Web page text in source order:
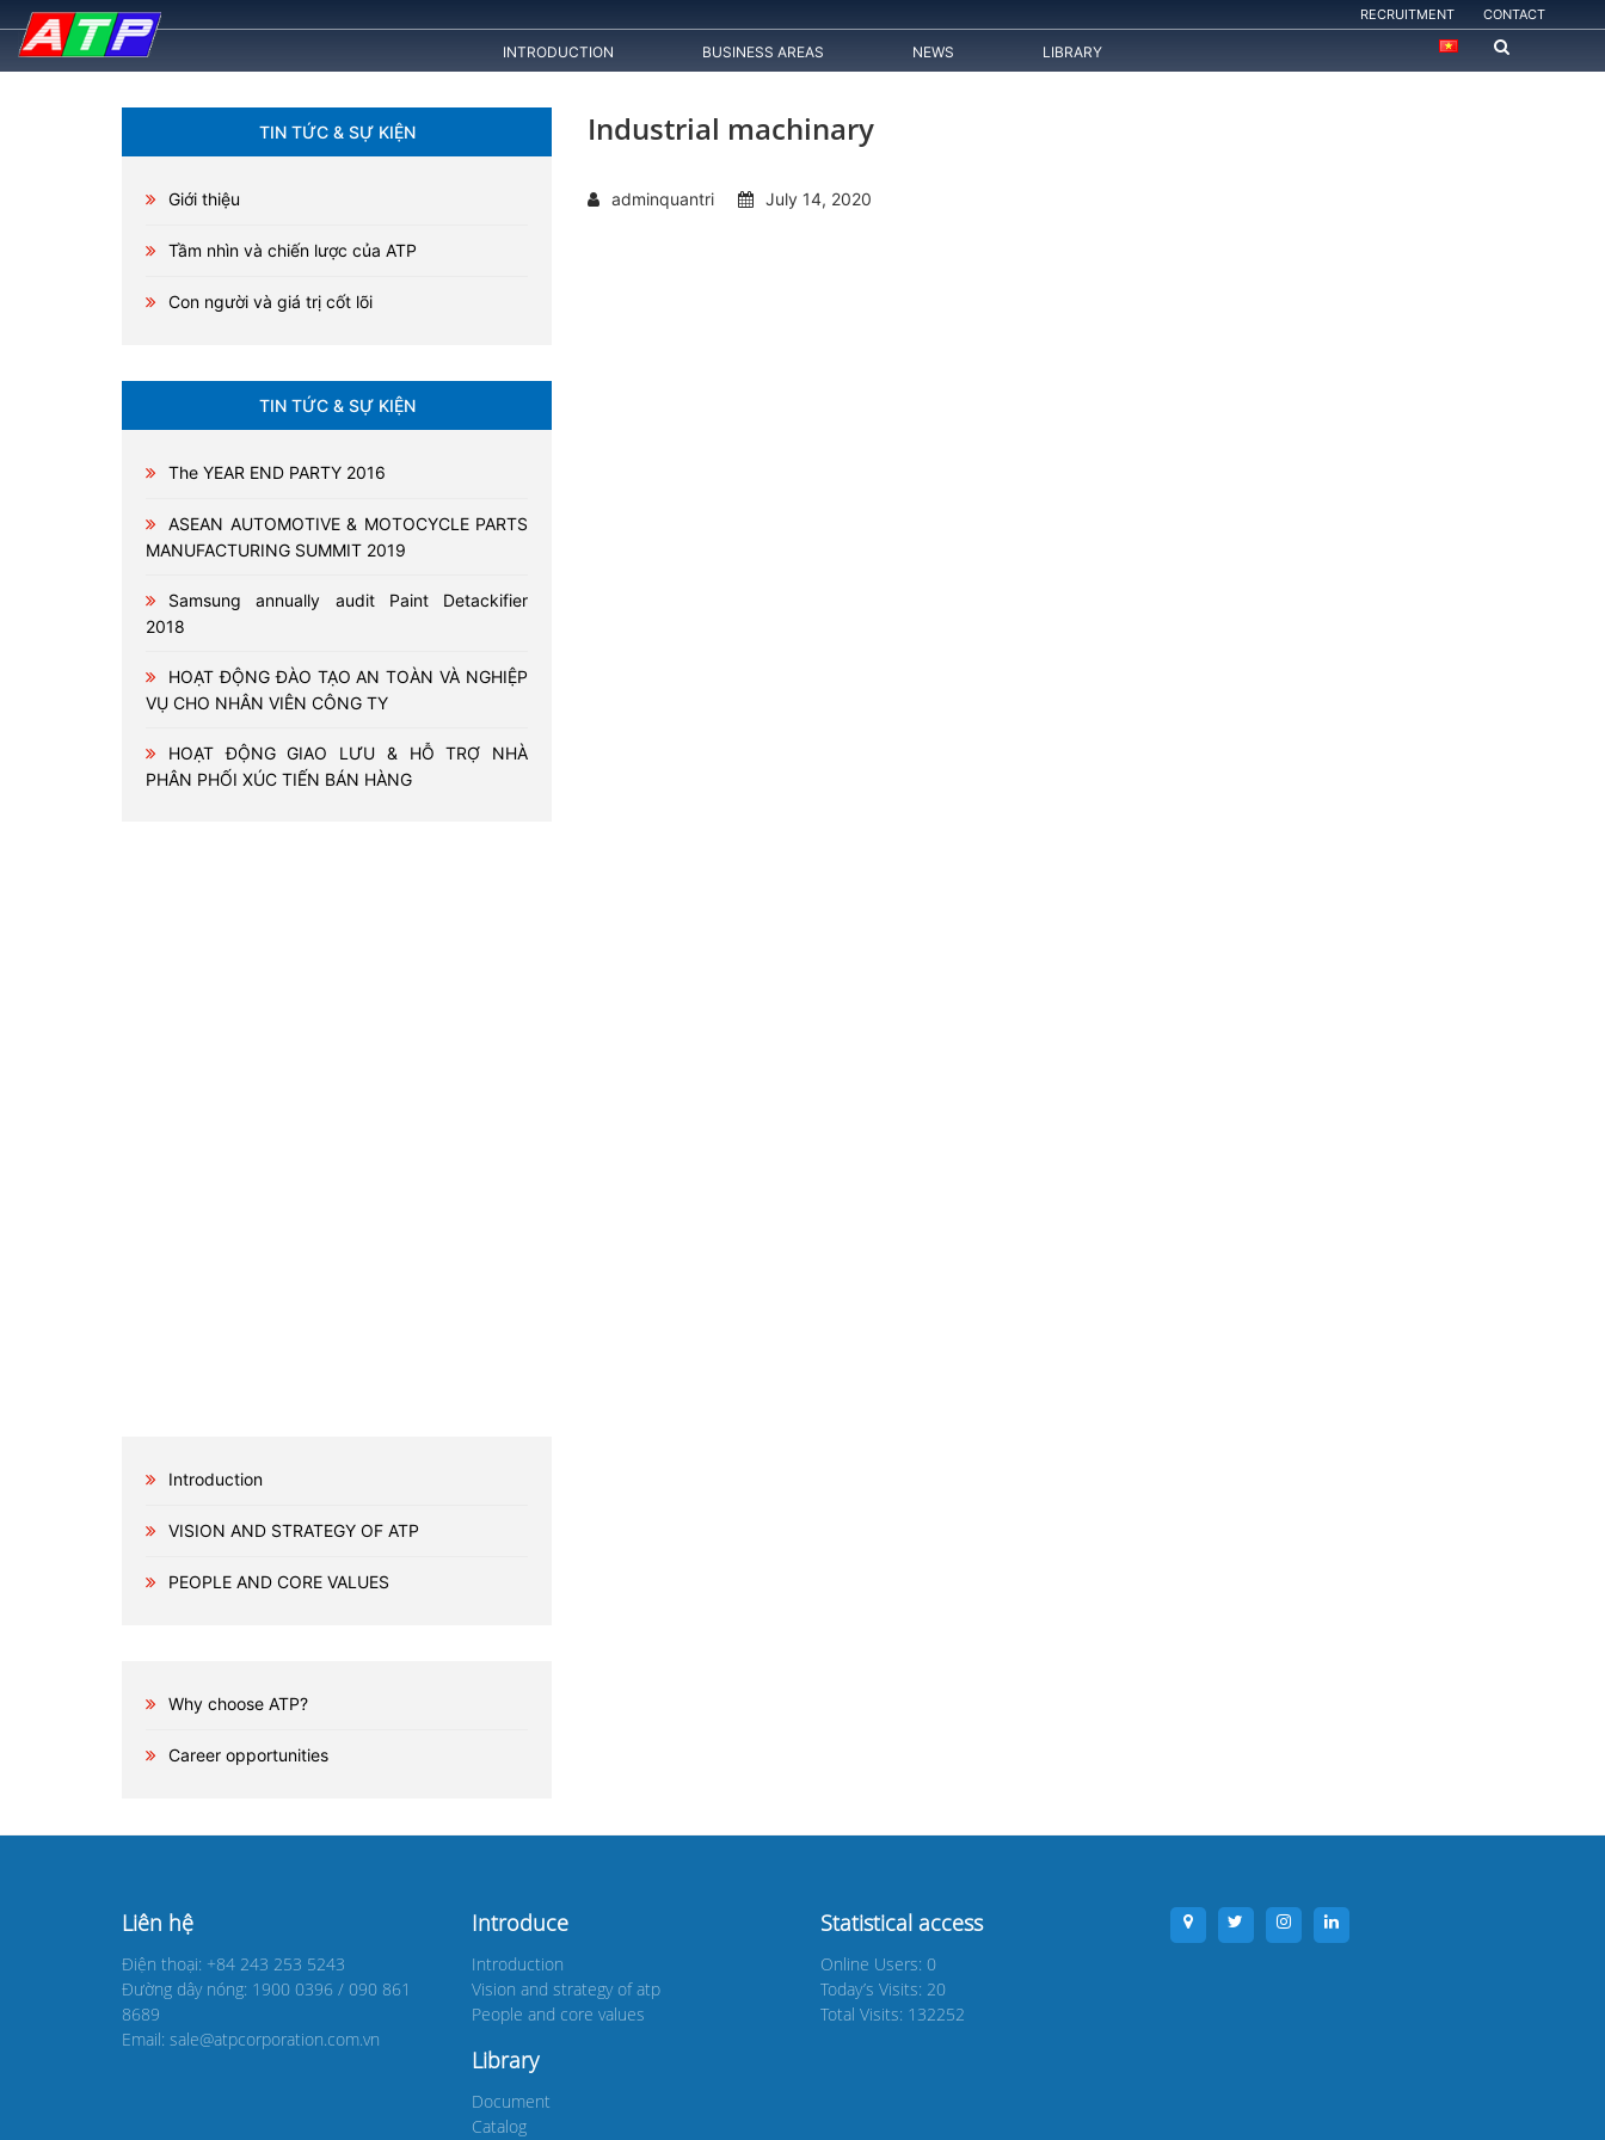
RECRUITMENT CONTACT
INTRODUCTION BUSINESS AREAS NEWS LIBRARY
TIN TỨC & SỰ KIỆN
Giới thiệu
Tầm nhìn và chiến lược của ATP
Con người và giá trị cốt lõi
TIN TỨC & SỰ KIỆN
The YEAR END PARTY 2016
ASEAN AUTOMOTIVE & MOTOCYCLE PARTS
MANUFACTURING SUMMIT 2019
Samsung annually audit Paint Detackifier
2018
HOẠT ĐỘNG ĐÀO TẠO AN TOÀN VÀ NGHIỆP
VỤ CHO NHÂN VIÊN CÔNG TY
HOẠT ĐỘNG GIAO LƯU & HỖ TRỢ NHÀ
PHÂN PHỐI XÚC TIẾN BÁN HÀNG
Introduction
VISION AND STRATEGY OF ATP
PEOPLE AND CORE VALUES
Why choose ATP?
Career opportunities
Industrial machinary
adminquantri July 14, 2020
Liên hệ
Điện thoại: +84 243 253 5243
Đường dây nóng: 1900 0396 / 090 861
8689
Email: sale@atpcorporation.com.vn
Introduce
Introduction
Vision and strategy of atp
People and core values
Library
Document
Catalog
Statistical access
Online Users: 0
Today’s Visits: 20
Total Visits: 132252